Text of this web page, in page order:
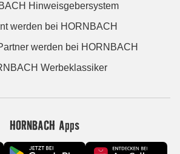
Hinweisgebersystem
werden bei HORNBACH
werden bei HORNBACH
Werbeklassiker
HORNBACH Apps